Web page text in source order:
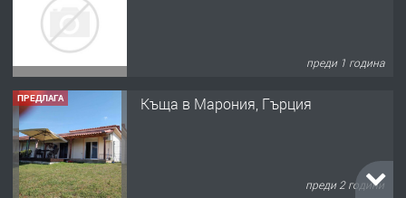
преди 1 година
ПРЕДЛАГА Къща в Марония, Гърция
преди 2 години